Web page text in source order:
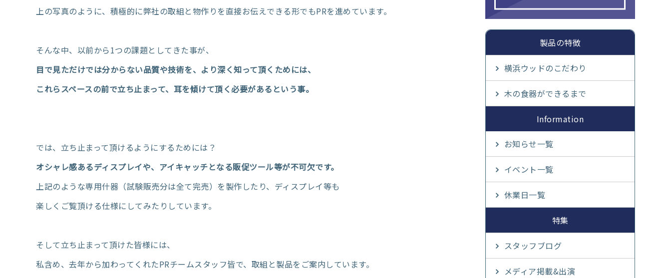
製品の特徴
横浜ウッドのこだわり
木の食器ができるまで
Information
お知らせ一覧
イベント一覧
休業日一覧
特集
スタッフブログ
メディア掲載&出演
上の写真のように、積極的に弊社の取組と物作りを直接お伝えできる形でもPRを進めています。
そんな中、以前から1つの課題としてきた事が、
目で見ただけでは分からない品質や技術を、より深く知って頂くためには、
これらスペースの前で立ち止まって、耳を傾けて頂く必要があるという事。
では、立ち止まって頂けるようにするためには？
オシャレ感あるディスプレイや、アイキャッチとなる販促ツール等が不可欠です。
上記のような専用什器（試験販売分は全て完売）を製作したり、ディスプレイ等も
楽しくご覧頂ける仕様にしてみたりしています。
そして立ち止まって頂けた皆様には、
私含め、去年から加わってくれたPRチームスタッフ皆で、取組と製品をご案内しています。